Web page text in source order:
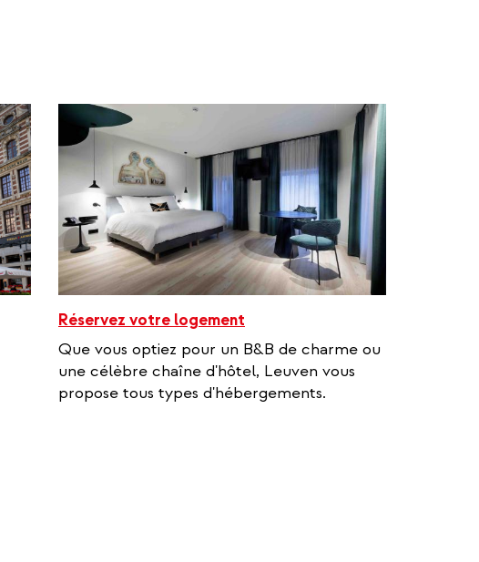
Réservez votre logement
Que vous optiez pour un B&B de charme ou
une célèbre chaîne d'hôtel, Leuven vous
propose tous types d'hébergements.